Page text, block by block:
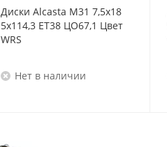
Диски Alcasta M31 7,5x18
5x114,3 ET38 ЦО67,1 Цвет
WRS
Нет в наличии